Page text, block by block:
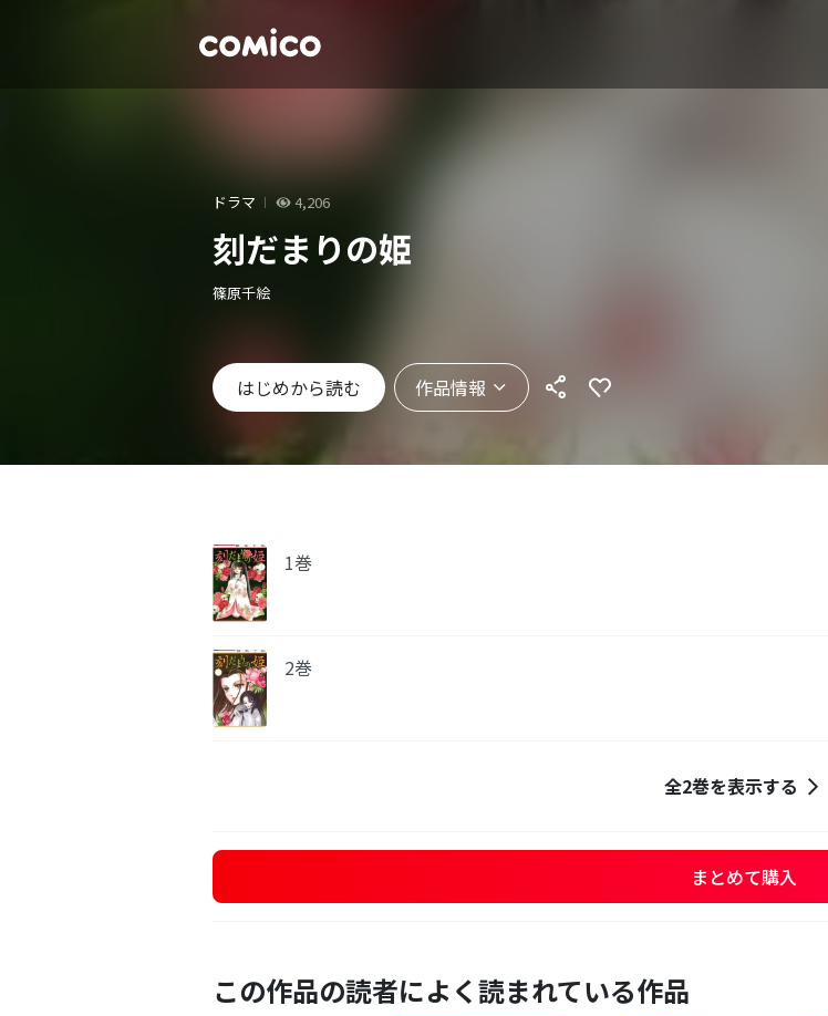
ドラマ 4,206
刻だまりの姫
篠原千絵
はじめから読む 作品情報
1巻
2巻
全2巻を表示する
まとめて購入
この作品の読者によく読まれている作品